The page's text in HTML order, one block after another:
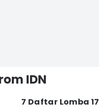
IDN
7 Daftar Lomba 17